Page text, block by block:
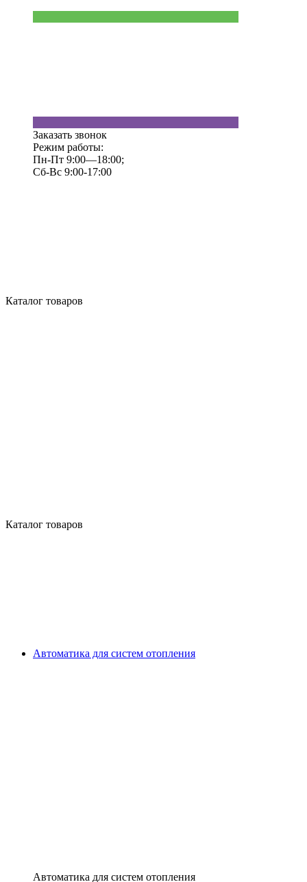
Заказать звонок
Режим работы:
Пн-Пт 9:00—18:00;
Сб-Вс 9:00-17:00
Каталог товаров
Каталог товаров
Автоматика для систем отопления
Автоматика для систем отопления